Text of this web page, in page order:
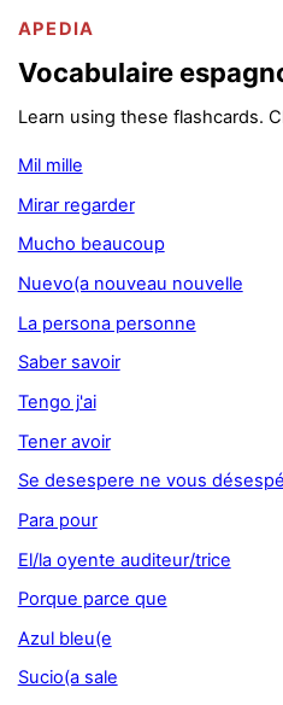
APEDIA
Vocabulaire
Learn using these flashcards.
Mil mille
Mirar regarder
Mucho beaucoup
Nuevo(a nouveau nouvelle
La persona personne
Saber savoir
Tengo j'ai
Tener avoir
Se desespere ne vous
Para pour
El/la oyente auditeur/trice
Porque parce que
Azul bleu(e
Sucio(a sale